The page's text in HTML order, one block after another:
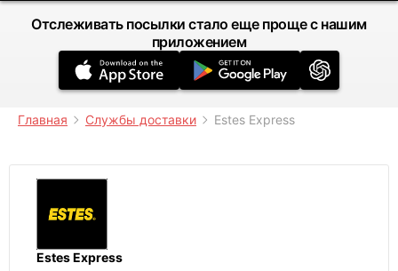
Отслеживать посылки стало еще проще с нашим
приложением
Главная Службы доставки Estes Express
Estes Express